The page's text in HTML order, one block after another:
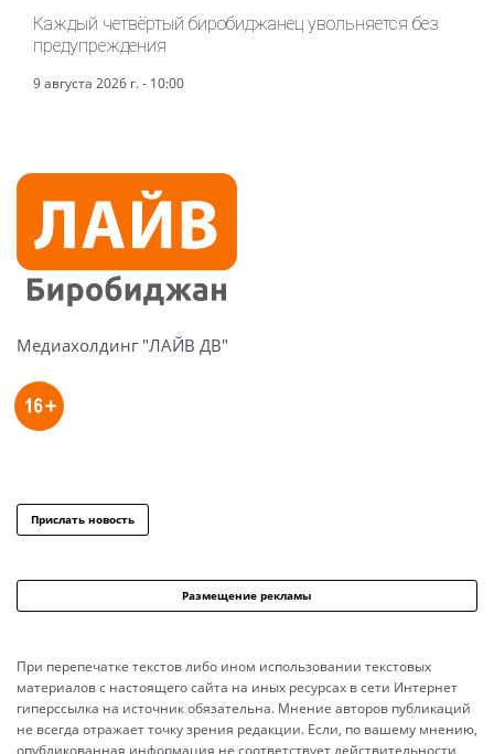
Каждый четвёртый биробиджанец увольняется без
предупреждения
9 августа 2026 г. - 10:00
Медиахолдинг "ЛАЙВ ДВ"
Прислать новость
Размещение рекламы
При перепечатке текстов либо ином использовании текстовых
материалов с настоящего сайта на иных ресурсах в сети Интернет
гиперссылка на источник обязательна. Мнение авторов публикаций
не всегда отражает точку зрения редакции. Если, по вашему мнению,
опубликованная информация не соответствует действительности,